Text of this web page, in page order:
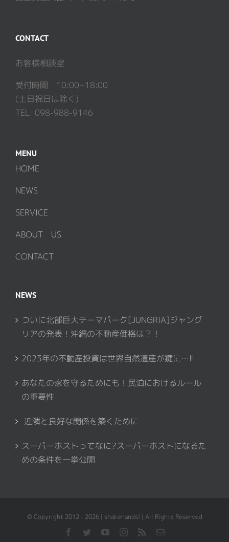
CONTACT
お客様相談室
受付時間 10:00~18:00
(土日祝日は除く)
TEL: 098-988-9146
MENU
HOME
NEWS
SERVICE
ABOUT US
CONTACT
NEWS
ついに北部巨大テーマパーク[JUNGRIA]ジャング
リアの発表！沖縄の不動産価格は？！
2023年の不動産投資は世界自然遺産が鍵に…!!
あなたの家を守るためにも！民泊におけるルール
の重要性
近隣と良好な関係を築くために
スーパーホストってなに?スーパーホストになるた
めの条件を一挙公開
© Copyright 2012 - 2026 | shakehands! | All Rights Reserved